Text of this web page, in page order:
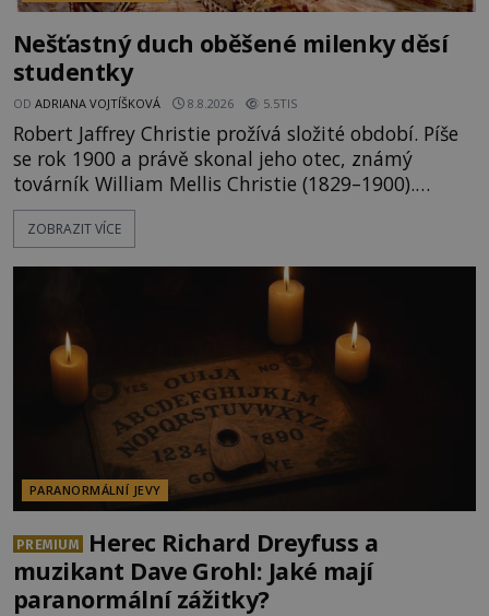
Nešťastný duch oběšené milenky děsí
studentky
OD ADRIANA VOJTÍŠKOVÁ 8.8.2026 5.5TIS
Robert Jaffrey Christie prožívá složité období. Píše
se rok 1900 a právě skonal jeho otec, známý
továrník William Mellis Christie (1829–1900).
Smutná událost je ale doprovázena ohromným
dědictvím... Robertu připadne rodinné sídlo v
ta, na niž přijde Robert, by jen tak někoho
ZOBRAZIT VÍCE
PARANORMÁLNÍ JEVY
PREMIUM
Herec Richard Dreyfuss a
muzikant Dave Grohl: Jaké mají
paranormální zážitky?